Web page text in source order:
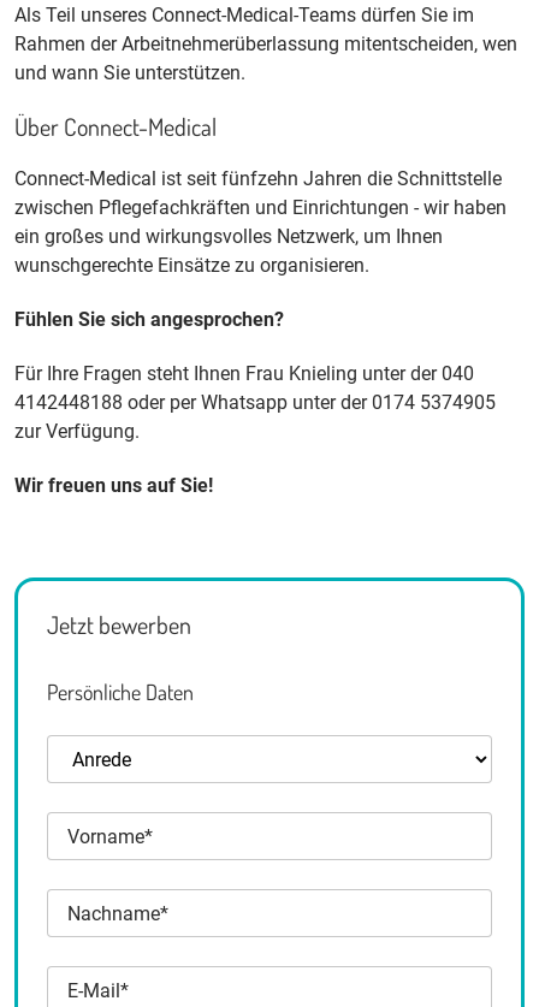
Als Teil unseres Connect-Medical-Teams dürfen Sie im
Rahmen der Arbeitnehmerüberlassung mitentscheiden, wen
und wann Sie unterstützen.
Über Connect-Medical
Connect-Medical ist seit fünfzehn Jahren die Schnittstelle
zwischen Pflegefachkräften und Einrichtungen - wir haben
ein großes und wirkungsvolles Netzwerk, um Ihnen
wunschgerechte Einsätze zu organisieren.
Fühlen Sie sich angesprochen?
Für Ihre Fragen steht Ihnen Frau Knieling unter der 040
4142448188 oder per Whatsapp unter der 0174 5374905
zur Verfügung.
Wir freuen uns auf Sie!
Jetzt bewerben
Persönliche Daten